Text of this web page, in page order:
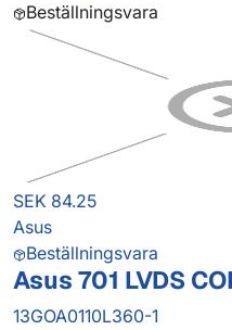
Beställningsvara
SEK 84.25
Asus
Beställningsvara
Asus 701 LVDS
13GOA0110L360-1